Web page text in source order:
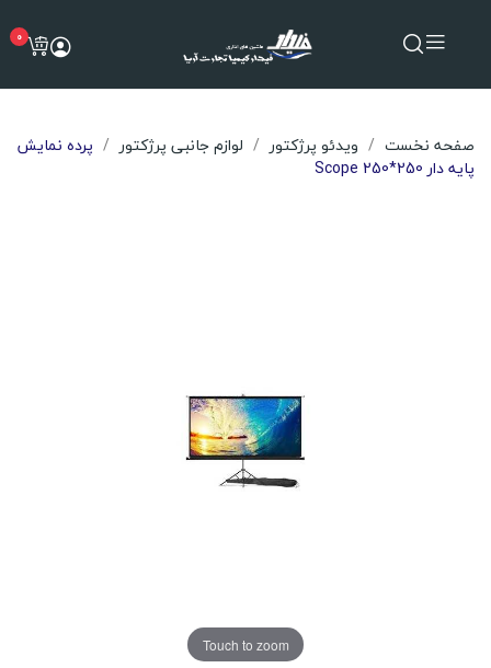
0
صفحه نخست ویدئو پرژکتور لوازم جانبی پرژکتور
پرده نمایش
پایه دار Scope 250*250
Touch to zoom